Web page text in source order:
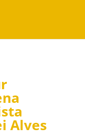
Alves